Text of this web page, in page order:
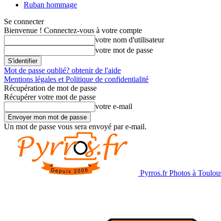
Ruban hommage
Se connecter
Bienvenue ! Connectez-vous à votre compte
votre nom d'utilisateur
votre mot de passe
Mot de passe oublié? obtenir de l'aide
Mentions légales et Politique de confidentialité
Récupération de mot de passe
Récupérer votre mot de passe
votre e-mail
Un mot de passe vous sera envoyé par e-mail.
Pyrros.fr Photos à